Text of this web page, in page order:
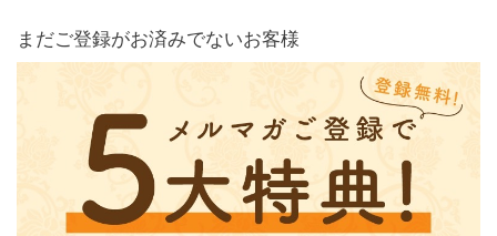
まだご登録がお済みでないお客様